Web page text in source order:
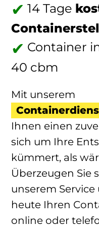
14 Tage
Container
40 cbm
Mit unserem
Ihnen einen
sich um Ihre
kümmert, als
Überzeugen Sie
unserem
heute Ihren
online oder